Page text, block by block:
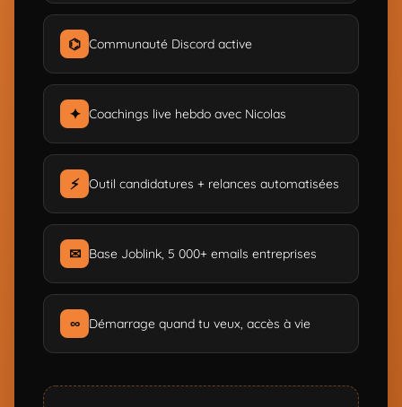
⌬ Communauté Discord active
✦ Coachings live hebdo avec Nicolas
⚡ Outil candidatures + relances automatisées
✉ Base Joblink, 5 000+ emails entreprises
∞ Démarrage quand tu veux, accès à vie